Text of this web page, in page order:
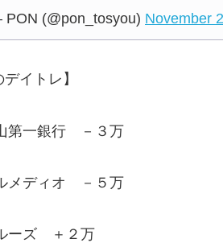
(@pon_tosyou) November
デイトレ】
第一銀行 －３万
メディオ －５万
ーズ ＋２万